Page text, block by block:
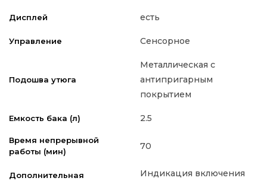
Дисплей есть
Управление Сенсорное
Подошва утюга
Металлическая с
антипригарным
покрытием
Емкость бака (л) 2.5
Время непрерывной
работы (мин)
70
Дополнительная
Индикация включения